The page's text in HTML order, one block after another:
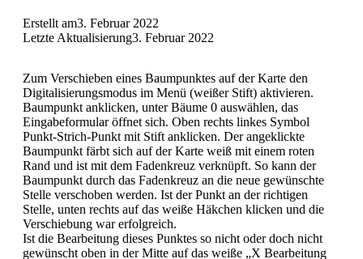
Erstellt am3. Februar 2022
Letzte Aktualisierung3. Februar 2022
Zum Verschieben eines Baumpunktes auf der Karte den
Digitalisierungsmodus im Menü (weißer Stift) aktivieren.
Baumpunkt anklicken, unter Bäume 0 auswählen, das
Eingabeformular öffnet sich. Oben rechts linkes Symbol
Punkt-Strich-Punkt mit Stift anklicken. Der angeklickte
Baumpunkt färbt sich auf der Karte weiß mit einem roten
Rand und ist mit dem Fadenkreuz verknüpft. So kann der
Baumpunkt durch das Fadenkreuz an die neue gewünschte
Stelle verschoben werden. Ist der Punkt an der richtigen
Stelle, unten rechts auf das weiße Häkchen klicken und die
Verschiebung war erfolgreich.
Ist die Bearbeitung dieses Punktes so nicht oder doch nicht
gewünscht oben in der Mitte auf das weiße „X Bearbeitung